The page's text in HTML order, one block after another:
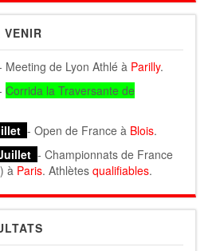
VENIR
Meeting de Lyon Athlé à Parilly.
Corrida la Traversante de
- Open de France à Blois.
- Championnats de France
à Paris. Athlètes qualifiables.